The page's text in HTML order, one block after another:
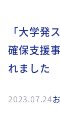
「大学発
確保支援
れました
2023.07.24